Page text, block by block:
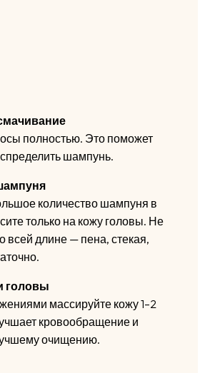
полностью. Это поможет
шампунь.
количество шампуня в
только на кожу головы. Не
всей длине — пена, стекая,
головы
массируйте кожу 1–2
кровообращение и
очищению.